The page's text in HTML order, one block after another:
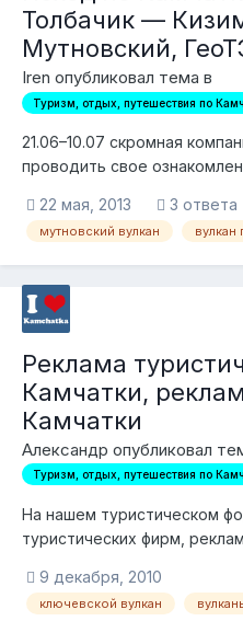
Толбачик —
Мутновский,
Iren опубликовал тема в
Туризм, отдых, путешествия по
21.06–10.07 скромная
проводить свое
прохладна и намедвежена,
хотелось бы найти хотя бы
желающего составить нам
пл...
22 мая, 2013 3 ответа
мутновский вулкан вулкан
Реклама
Камчатки,
Камчатки
Александр опубликовал
Туризм, отдых, путешествия по
На нашем туристическом
туристических фирм,
территории Камчатского
Предложения о
9 декабря, 2010
ключевской вулкан